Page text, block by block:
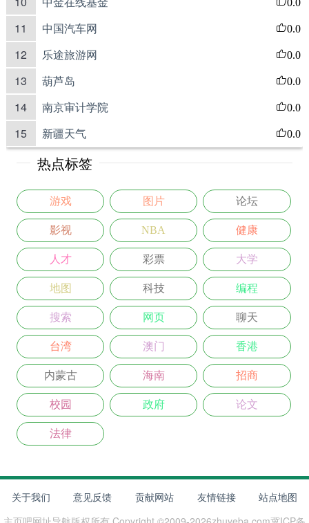
11 中国汽车网 0.0
12 乐途旅游网 0.0
13 葫芦岛 0.0
14 南京审计学院 0.0
15 新疆天气 0.0
热点标签
游戏 图片 论坛
影视 NBA 健康
人才 彩票 大学
地图 科技 编程
搜索 网页 聊天
台湾 澳门 香港
内蒙古 海南 招商
校园 政府 论文
法律
关于我们 意见反馈 贡献网站 友情链接
站点地图